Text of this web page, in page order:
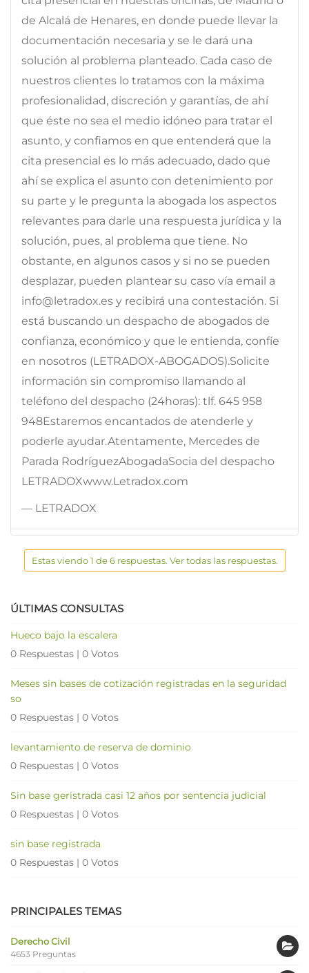
de Alcalá de Henares, en donde puede llevar la
documentación necesaria y se le dará una
solución al problema planteado. Cada caso de
nuestros clientes lo tratamos con la máxima
profesionalidad, discreción y garantías, de ahí
que éste no sea el medio idóneo para tratar el
asunto, y confiamos en que entenderá que la
cita presencial es lo más adecuado, dado que
ahí se explica el asunto con detenimiento por
su parte y le pregunta la abogada los aspectos
relevantes para darle una respuesta jurídica y la
solución, pues, al problema que tiene. No
obstante, en algunos casos y si no se pueden
desplazar, pueden plantear su caso vía email a
info@letradox.es y recibirá una contestación. Si
está buscando un despacho de abogados de
confianza, económico y que le entienda, confíe
en nosotros (LETRADOX-ABOGADOS).Solicite
información sin compromiso llamando al
teléfono del despacho (24horas): tlf. 645 958
948Estaremos encantados de atenderle y
poderle ayudar.Atentamente, Mercedes de
Parada RodríguezAbogadaSocia del despacho
LETRADOXwww.Letradox.com
— LETRADOX
Estas viendo 1 de 6 respuestas. Ver todas las respuestas.
ÚLTIMAS CONSULTAS
Hueco bajo la escalera
0 Respuestas | 0 Votos
Meses sin bases de cotización registradas en la seguridad
so
0 Respuestas | 0 Votos
levantamiento de reserva de dominio
0 Respuestas | 0 Votos
Sin base geristrada casi 12 años por sentencia judicial
0 Respuestas | 0 Votos
sin base registrada
0 Respuestas | 0 Votos
PRINCIPALES TEMAS
Derecho Civil
4653 Preguntas